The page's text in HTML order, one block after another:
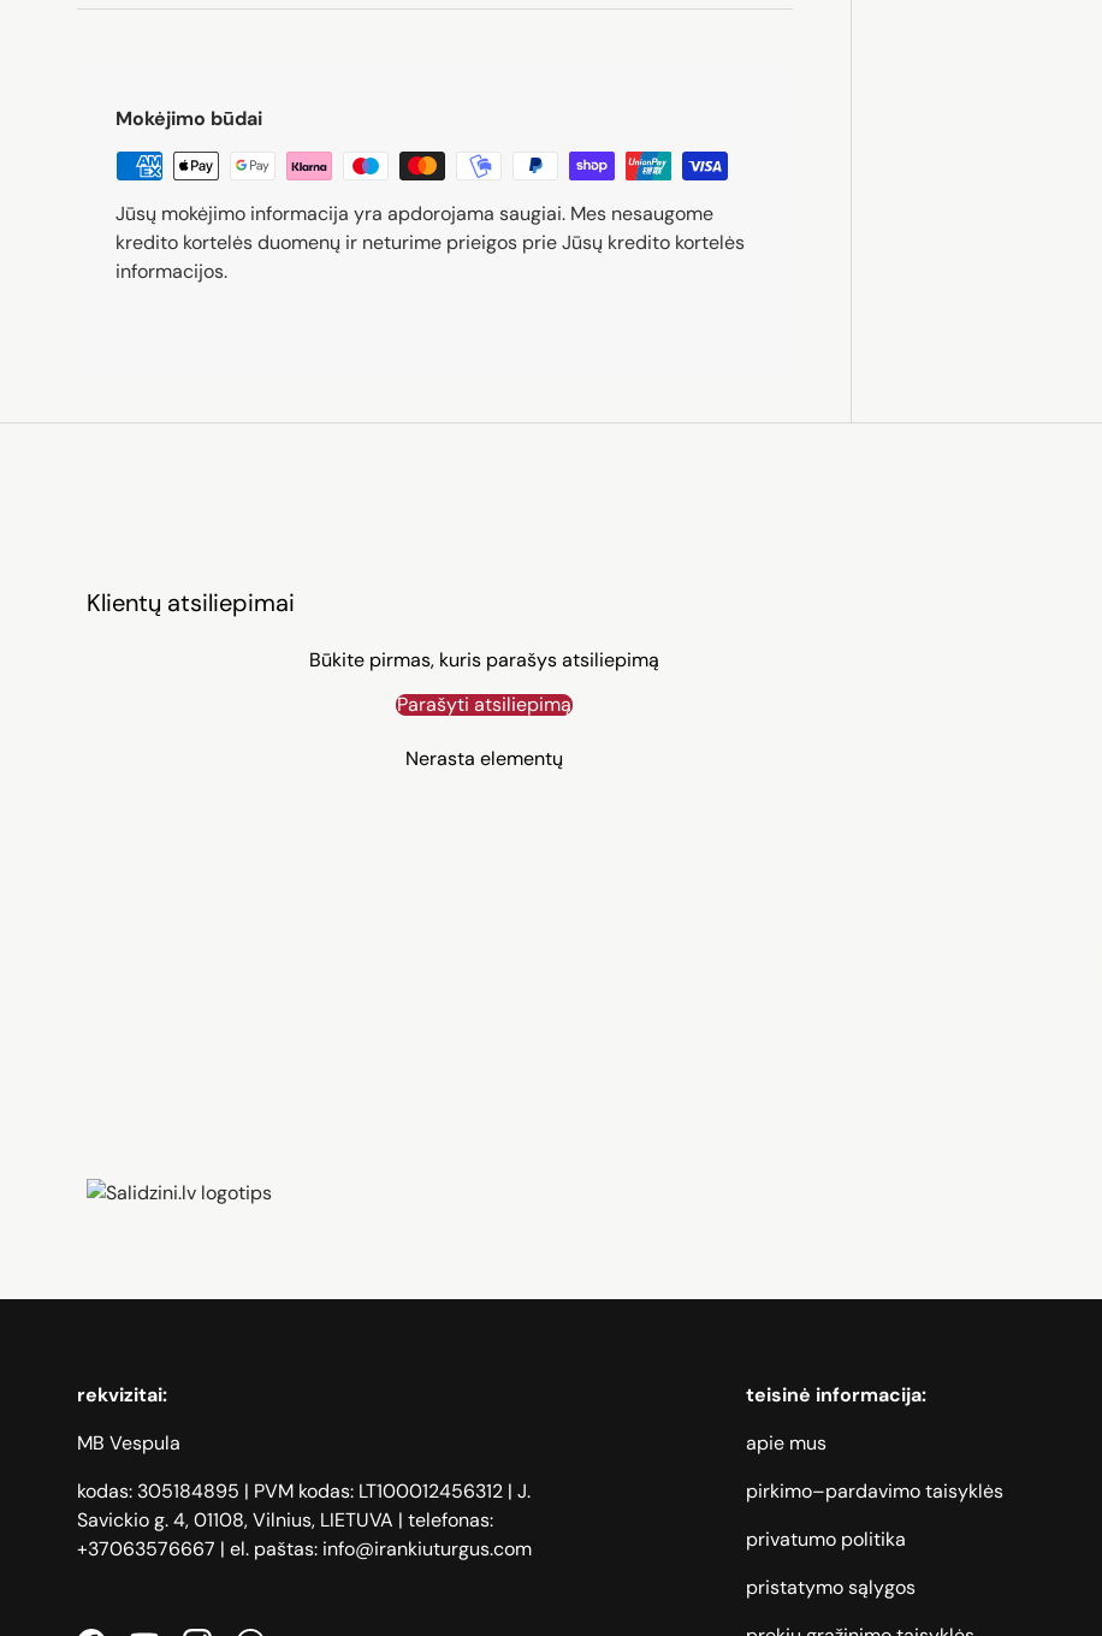
Mokėjimo būdai
Jūsų mokėjimo informacija yra apdorojama saugiai. Mes nesaugome
kredito kortelės duomenų ir neturime prieigos prie Jūsų kredito kortelės
informacijos.
Klientų atsiliepimai
Būkite pirmas, kuris parašys atsiliepimą
Parašyti atsiliepimą
Nerasta elementų
Zāģi, iPhone, Dyson, Mobilie telefoni, Kaķu barība, Santehnika, Skaļruņi, Nojumes
rekvizitai:
MB Vespula
kodas: 305184895 | PVM kodas: LT100012456312 | J.
Savickio g. 4, 01108, Vilnius, LIETUVA | telefonas:
+37063576667 | el. paštas: info@irankiuturgus.com
teisinė informacija:
apie mus
pirkimo–pardavimo taisyklės
privatumo politika
pristatymo sąlygos